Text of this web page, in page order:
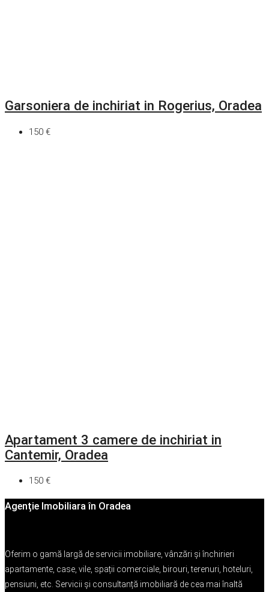
Garsoniera de inchiriat in Rogerius, Oradea
150 €
Apartament 3 camere de inchiriat in
Cantemir, Oradea
150 €
Agenție Imobiliara în Oradea
Oferim o gamă largă de servicii imobiliare, vânzări și închirieri
apartamente, case, vile, spații comerciale, birouri, terenuri, hoteluri,
pensiuni, etc. Servicii și consultanță imobiliară de cea mai înaltă